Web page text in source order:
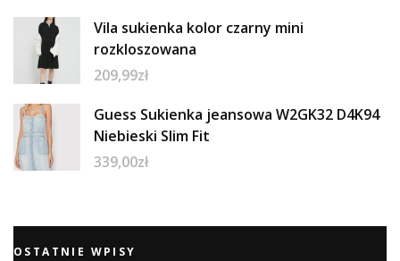
Vila sukienka kolor czarny mini
rozkloszowana
209,99zł
Guess Sukienka jeansowa W2GK32 D4K94
Niebieski Slim Fit
339,00zł
OSTATNIE WPISY